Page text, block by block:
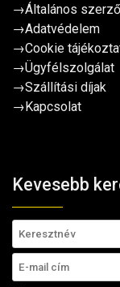
→Általános
→Adatvédelem
→Cookie
→Ügyfélszolgálat
→Szállítási díjak
→Kapcsolat
Kevesebb